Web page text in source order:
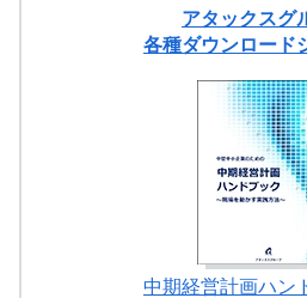
アタックスグ
各種ダウンロード
中期経営計画ハン